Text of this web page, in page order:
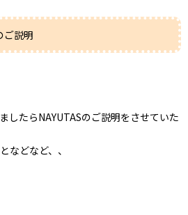
説明
したらNAYUTASのご説明をさせていた
などなど、、